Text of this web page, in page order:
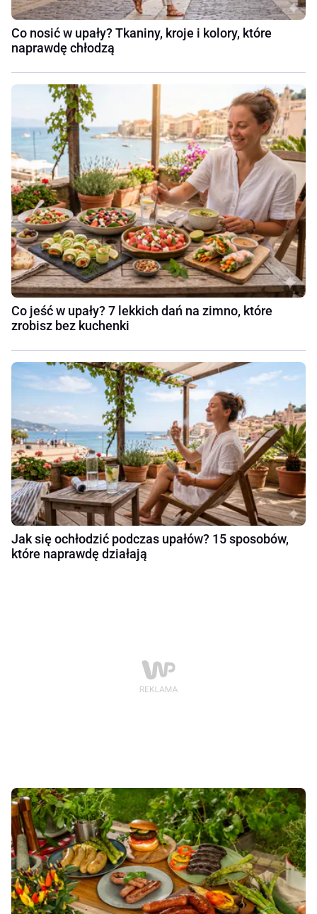
Co nosić w upały? Tkaniny, kroje i kolory, które
naprawdę chłodzą
Co jeść w upały? 7 lekkich dań na zimno, które
zrobisz bez kuchenki
Jak się ochłodzić podczas upałów? 15 sposobów,
które naprawdę działają